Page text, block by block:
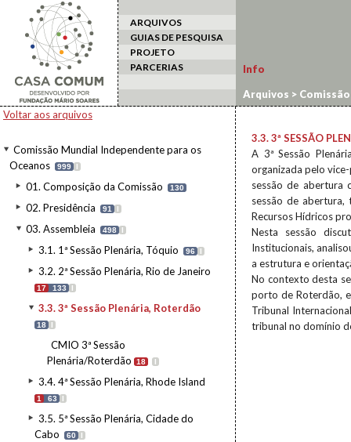
ARQUIVOS
GUIAS DE PESQUISA
PROJETO
PARCERIAS
Voltar aos arquivos
Comissão Mundial Independente para os
Oceanos
999 I
01. Composição da Comissão 130
02. Presidência 91 I
03. Assembleia 498 I
3.1. 1ª Sessão Plenária, Tóquio 96 I
3.2. 2ª Sessão Plenária, Rio de Janeiro
17 133 I
3.3. 3ª Sessão Plenária, Roterdão
18 I
CMIO 3ª Sessão
Plenária/Roterdão
18 I
3.4. 4ª Sessão Plenária, Rhode Island
1 63 I
3.5. 5ª Sessão Plenária, Cidade do
Cabo
60 I
Info
Arquivos >
Roterdão
3.3. 3ª SESSÃO
A 3ª Sessão
organizada pelo
sessão de abertura
sessão de
Recursos Hídricos
Nesta sessão
Institucionais,
a estrutura e
No contexto desta
porto de Roterdão,
Tribunal
tribunal no domínio